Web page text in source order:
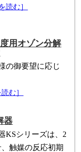
読む］
用オゾン分解
の御要望に応じ
む］
器
KSシリーズは、2
触媒の反応初期